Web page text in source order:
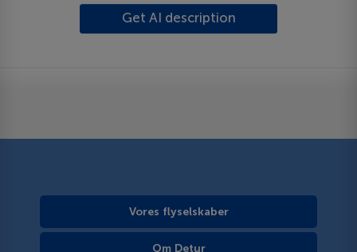
Get AI description
Vores flyselskaber
Om Detur